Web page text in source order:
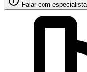
Falar com especialista